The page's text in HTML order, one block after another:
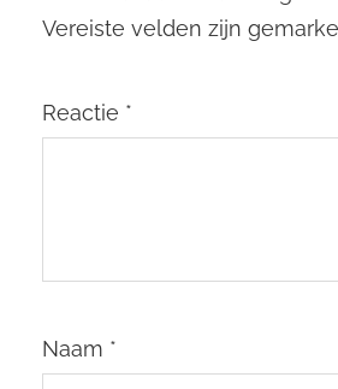
Vereiste velden zijn
Reactie *
Naam *